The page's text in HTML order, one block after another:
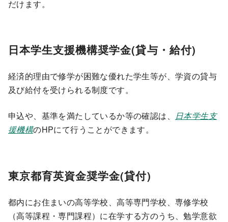
だけます。
日本学生支援機構奨学金(貸与・給付)
経済的理由で修学が困難な優れた学生等が、学資の貸与
及び給付を受けられる制度です。
申込や、基準を満たしているか等の確認は、 日本学生支
援機構のHPにて行うことができます。
東京都育英資金奨学金(貸付)
都内にお住まいの高等学校、高等専門学校、専修学校
（高等課程・専門課程）に在学する方のうち、勉学意欲